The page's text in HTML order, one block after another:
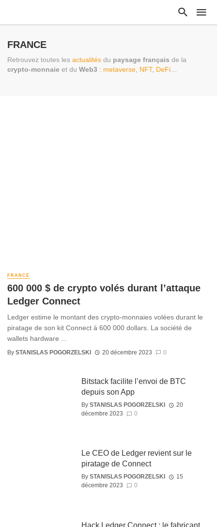
FRANCE
Retrouvez toutes les actualités du paysage français de la
crypto-monnaie et du Web3 : metaverse, NFT, DeFi…
FRANCE
600 000 $ de crypto volés durant l’attaque
Ledger Connect
Ledger estime le montant des crypto-monnaies volées durant le
piratage de son kit Connect à 600 000 dollars. La société de
wallets hardware ...
By STANISLAS POGORZELSKI 20 décembre 2023 0
Bitstack facilite l’envoi de BTC
depuis son App
By STANISLAS POGORZELSKI
20
décembre 2023
0
Le CEO de Ledger revient sur le
piratage de Connect
By STANISLAS POGORZELSKI
15
décembre 2023
0
Hack Ledger Connect : le fabricant